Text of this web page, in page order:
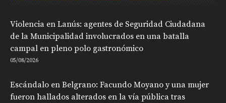
Violencia en Lanús: agentes de Seguridad Ciudadana
de la Municipalidad involucrados en una batalla
campal en pleno polo gastronómico
05/08/2026
Escándalo en Belgrano: Facundo Moyano y una mujer
fueron hallados alterados en la vía pública tras